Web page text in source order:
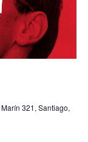
Marín 321, Santiago,